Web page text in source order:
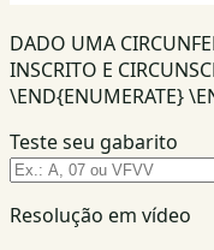
DADO UMA
INSCRITO E
\END{ENUMERATE}
Teste seu gabarito
Resolução em vídeo